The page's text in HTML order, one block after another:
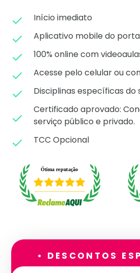
Início imediato
Aplicativo mobile do
100% online com
Acesse pelo celular ou
Disciplinas específicas do
Certificado aprovado: C
serviço público e privado.
TCC Opcional
• DESCONTOS